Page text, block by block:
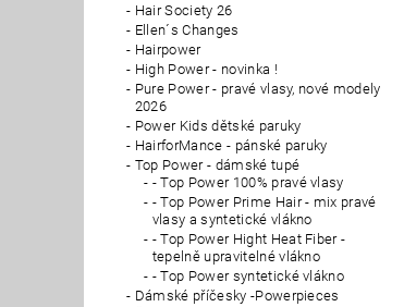
Hair Society 26
Ellen´s Changes
Hairpower
High Power - novinka !
Pure Power - pravé vlasy, nové modely
2026
Power Kids dětské paruky
HairforMance - pánské paruky
Top Power - dámské tupé
- Top Power 100% pravé vlasy
- Top Power Prime Hair - mix pravé
vlasy a syntetické vlákno
- Top Power Hight Heat Fiber -
tepelně upravitelné vlákno
- Top Power syntetické vlákno
Dámské příčesky -Powerpieces